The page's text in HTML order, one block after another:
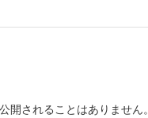
開されることはありません。